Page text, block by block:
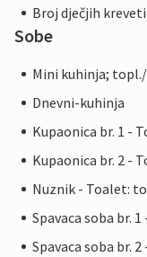
Broj dječjih
Sobe
Mini kuhinja;
Dnevni-kuhinja
Kupaonica br. 1 -
Kupaonica br. 2 -
Nuznik - Toalet:
Spavaca soba br.
Spavaca soba br.